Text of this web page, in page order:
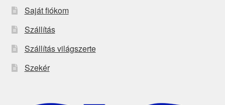
Saját fiókom
Szállítás
Szállítás világszerte
Szekér